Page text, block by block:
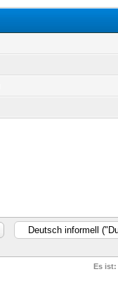
Es ist: